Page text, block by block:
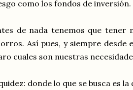
como los fondos de inversión.
de nada tenemos que tener
Así pues, y siempre
cuales son nuestras
donde lo que se busca es